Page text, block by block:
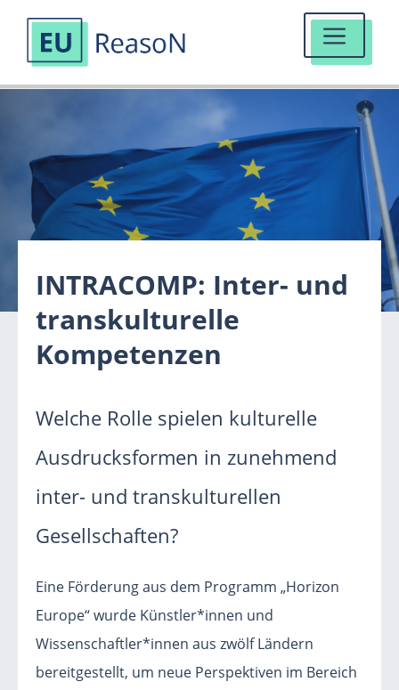
springen
INTRACOMP: Inter- und
transkulturelle
Kompetenzen
Welche Rolle spielen kulturelle
Ausdrucksformen in zunehmend
inter- und transkulturellen
Gesellschaften?
Eine Förderung aus dem Programm „Horizon
Europe“ wurde Künstler*innen und
Wissenschaftler*innen aus zwölf Ländern
bereitgestellt, um neue Perspektiven im Bereich